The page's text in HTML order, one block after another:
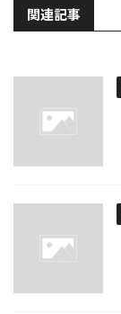
関連記事